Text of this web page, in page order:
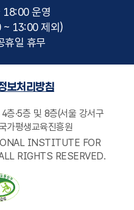
운영
~ 13:00 제외)
휴일 휴무
보처리방침
·5층 및 8층(서울 강서구
가평생교육진흥원
INSTITUTE FOR
RIGHTS RESERVED.